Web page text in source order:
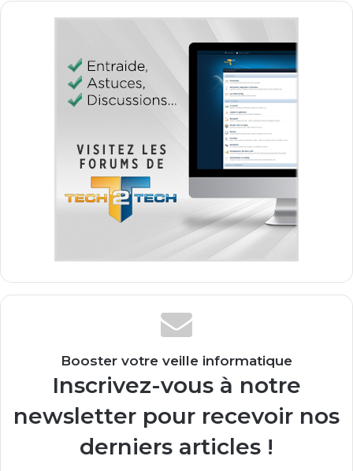
Booster votre veille informatique
Inscrivez-vous à notre
newsletter pour recevoir nos
derniers articles !